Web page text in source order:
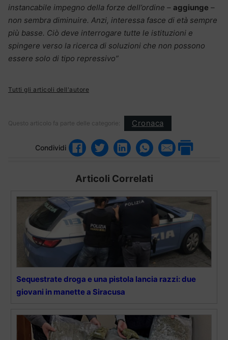
instancabile impegno della forze dell’ordine – aggiunge –
non sembra diminuire. Anzi, interessa fasce di età sempre
più basse. Ciò deve interrogare tutte le istituzioni e
spingere verso la ricerca di soluzioni che non possono
essere solo di tipo repressivo”
Tutti gli articoli dell'autore
Questo articolo fa parte delle categorie: Cronaca
Condividi
Articoli Correlati
Sequestrate droga e una pistola lancia razzi: due
giovani in manette a Siracusa